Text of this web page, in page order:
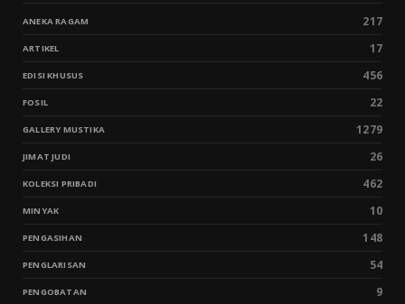
ANEKA RAGAM 217
ARTIKEL 17
EDISI KHUSUS 456
FOSIL 22
GALLERY MUSTIKA 1279
JIMAT JUDI 26
KOLEKSI PRIBADI 462
MINYAK 10
PENGASIHAN 148
PENGLARISAN 54
PENGOBATAN 9